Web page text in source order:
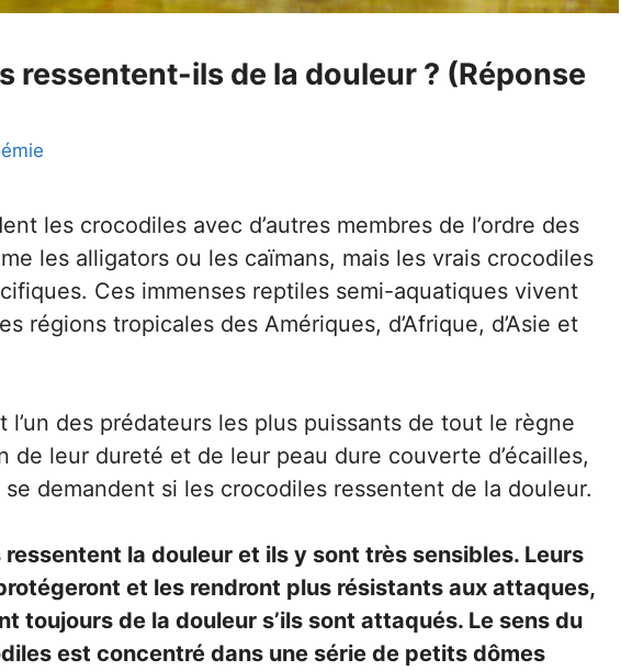
ressentent-ils de la douleur ? (Réponse
les crocodiles avec d’autres membres de l’ordre des
les alligators ou les caïmans, mais les vrais crocodiles
Ces immenses reptiles semi-aquatiques vivent
régions tropicales des Amériques, d’Afrique, d’Asie et
l’un des prédateurs les plus puissants de tout le règne
de leur dureté et de leur peau dure couverte d’écailles,
demandent si les crocodiles ressentent de la douleur.
ressentent la douleur et ils y sont très sensibles. Leurs
et les rendront plus résistants aux attaques,
toujours de la douleur s’ils sont attaqués. Le sens du
est concentré dans une série de petits dômes